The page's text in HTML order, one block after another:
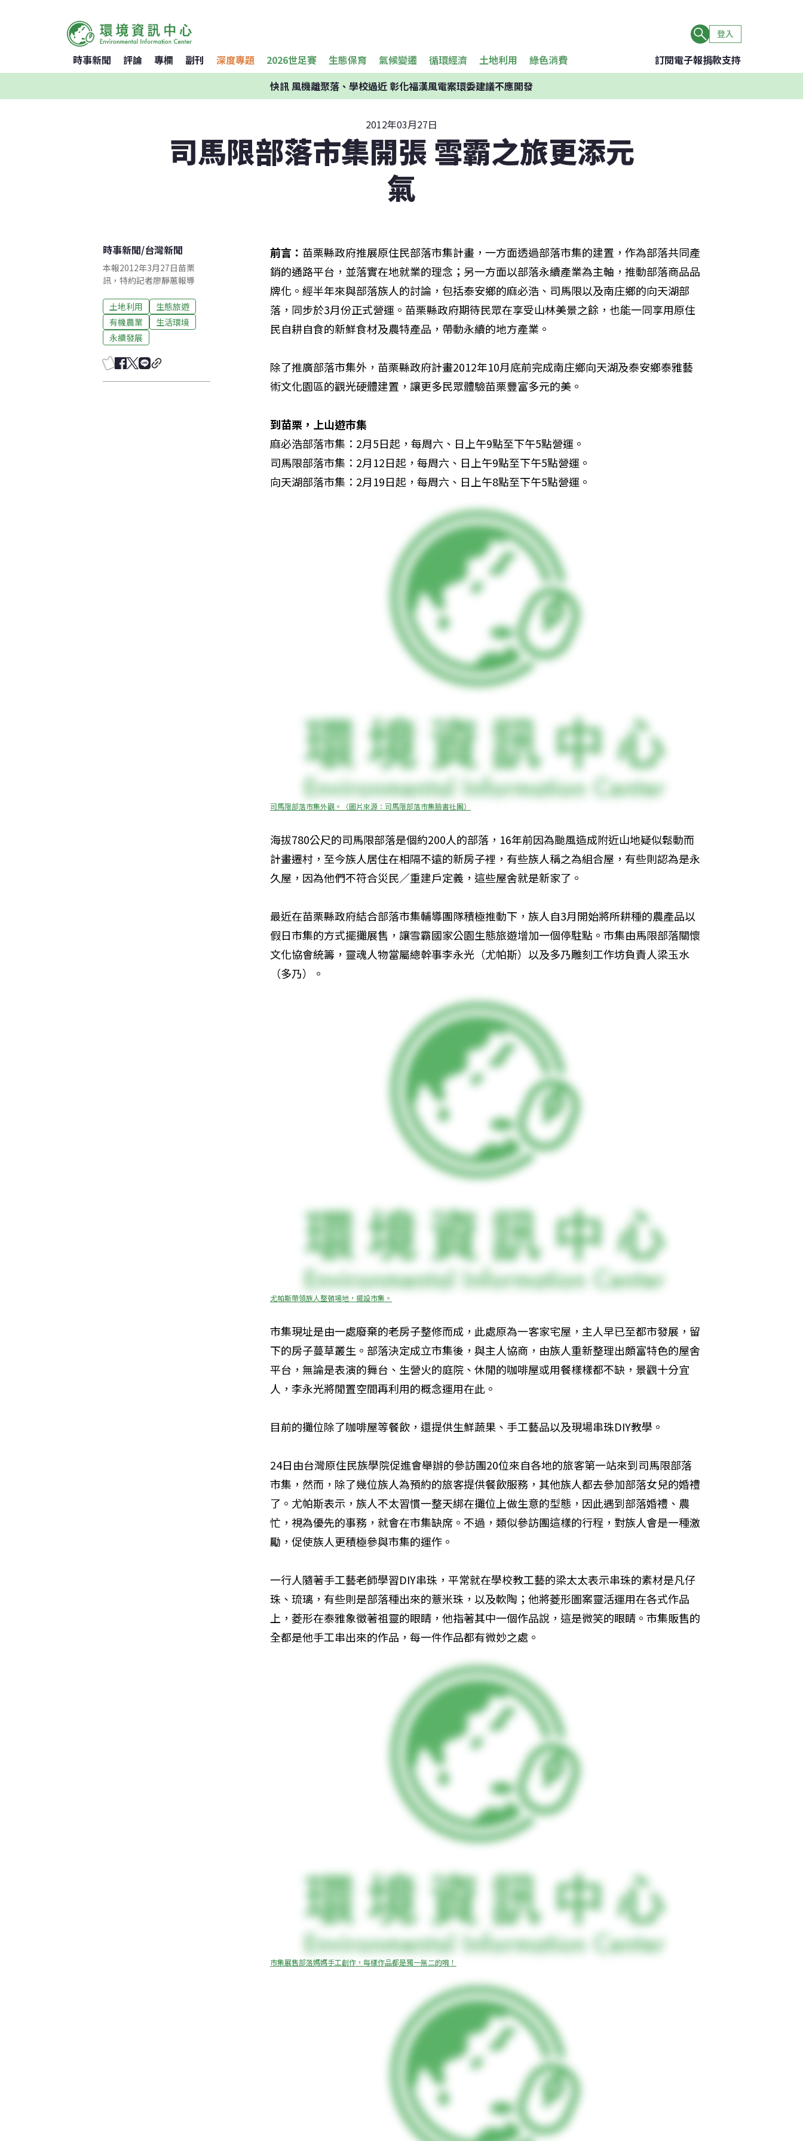
登入
時事新聞 評論 專欄 副刊 深度專題 2026世足賽 生態保育 氣候變遷 循環經濟 土地利用 綠色消費 訂閱電子報捐款支持
快訊風機離聚落、學校過近 彰化福漢風電案環委建議不應開發
2012年03月27日
司馬限部落市集開張 雪霸之旅更添元
氣
時事新聞/台灣新聞
本報2012年3月27日苗栗
訊，特約記者廖靜蕙報導
土地利用
生態旅遊
有機農業
生活環境
永續發展
前言： 苗栗縣政府推展原住民部落市集計畫，一方面透過部落市集的建置，作為部落共同產
銷的通路平台，並落實在地就業的理念；另一方面以部落永續產業為主軸，推動部落商品品
牌化。經半年來與部落族人的討論，包括泰安鄉的麻必浩、司馬限以及南庄鄉的向天湖部
落，同步於3月份正式營運。苗栗縣政府期待民眾在享受山林美景之餘，也能一同享用原住
民自耕自食的新鮮食材及農特產品，帶動永續的地方產業。
除了推廣部落市集外，苗栗縣政府計畫2012年10月底前完成南庄鄉向天湖及泰安鄉泰雅藝
術文化園區的觀光硬體建置，讓更多民眾體驗苗栗豐富多元的美。
到苗栗，上山遊市集
麻必浩部落市集：2月5日起，每周六、日上午9點至下午5點營運。
司馬限部落市集：2月12日起，每周六、日上午9點至下午5點營運。
向天湖部落市集：2月19日起，每周六、日上午8點至下午5點營運。
司馬限部落市集外觀。（圖片來源：司馬限部落市集臉書社團）
海拔780公尺的司馬限部落是個約200人的部落，16年前因為颱風造成附近山地疑似鬆動而
計畫遷村，至今族人居住在相隔不遠的新房子裡，有些族人稱之為組合屋，有些則認為是永
久屋，因為他們不符合災民／重建戶定義，這些屋舍就是新家了。
最近在苗栗縣政府結合部落市集輔導團隊積極推動下，族人自3月開始將所耕種的農產品以
假日市集的方式擺攤展售，讓雪霸國家公園生態旅遊增加一個停駐點。市集由馬限部落關懷
文化協會統籌，靈魂人物當屬總幹事李永光（尤帕斯）以及多乃雕刻工作坊負責人梁玉水
（多乃）。
尤帕斯帶領族人整頓場地，擺設市集。
市集現址是由一處廢棄的老房子整修而成，此處原為一客家宅屋，主人早已至都市發展，留
下的房子蔓草叢生。部落決定成立市集後，與主人協商，由族人重新整理出頗富特色的屋舍
平台，無論是表演的舞台、生營火的庭院、休閒的咖啡屋或用餐樣樣都不缺，景觀十分宜
人，李永光將閒置空間再利用的概念運用在此。
目前的攤位除了咖啡屋等餐飲，還提供生鮮蔬果、手工藝品以及現場串珠DIY教學。
24日由台灣原住民族學院促進會舉辦的參訪團20位來自各地的旅客第一站來到司馬限部落
市集，然而，除了幾位族人為預約的旅客提供餐飲服務，其他族人都去參加部落女兒的婚禮
了。尤帕斯表示，族人不太習慣一整天綁在攤位上做生意的型態，因此遇到部落婚禮、農
忙，視為優先的事務，就會在市集缺席。不過，類似參訪團這樣的行程，對族人會是一種激
勵，促使族人更積極參與市集的運作。
一行人隨著手工藝老師學習DIY串珠，平常就在學校教工藝的梁太太表示串珠的素材是凡仔
珠、琉璃，有些則是部落種出來的薏米珠，以及軟陶；他將菱形圖案靈活運用在各式作品
上，菱形在泰雅象徵著祖靈的眼睛，他指著其中一個作品說，這是微笑的眼睛。市集販售的
全都是他手工串出來的作品，每一件作品都有微妙之處。
市集展售部落媽媽手工創作，每樣作品都是獨一無二的唷！